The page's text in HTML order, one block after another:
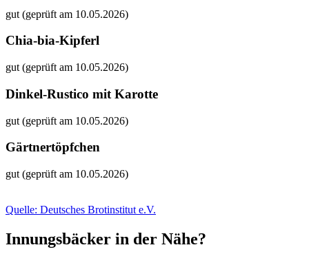
gut (geprüft am 10.05.2026)
Chia-bia-Kipferl
gut (geprüft am 10.05.2026)
Dinkel-Rustico mit Karotte
gut (geprüft am 10.05.2026)
Gärtnertöpfchen
gut (geprüft am 10.05.2026)
Quelle: Deutsches Brotinstitut e.V.
Innungsbäcker in der Nähe?